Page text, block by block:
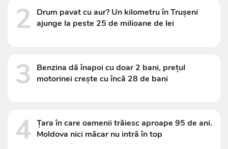
2
Drum pavat cu aur? Un kilometru în Trușeni
ajunge la peste 25 de milioane de lei
3
Benzina dă înapoi cu doar 2 bani, prețul
motorinei crește cu încă 28 de bani
4 Țara în care oamenii trăiesc aproape 95 de ani.
Moldova nici măcar nu intră în top